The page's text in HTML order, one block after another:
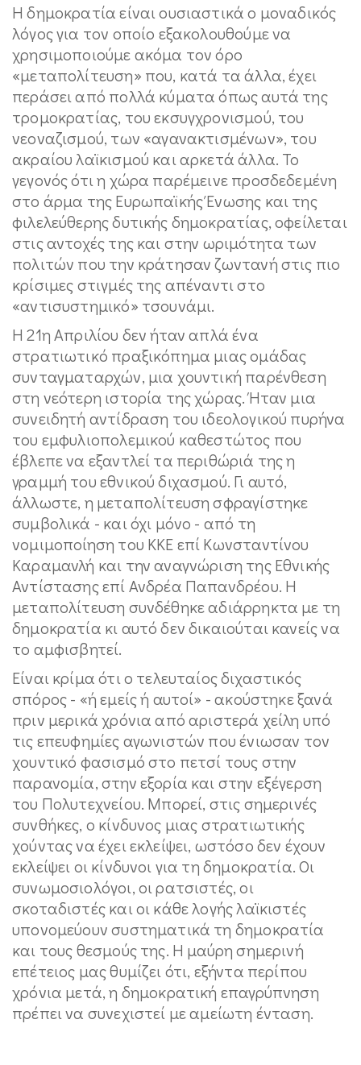
Η δημοκρατία είναι ουσιαστικά ο μοναδικός
λόγος για τον οποίο εξακολουθούμε να
χρησιμοποιούμε ακόμα τον όρο
«μεταπολίτευση» που, κατά τα άλλα, έχει
περάσει από πολλά κύματα όπως αυτά της
τρομοκρατίας, του εκσυγχρονισμού, του
νεοναζισμού, των «αγανακτισμένων», του
ακραίου λαϊκισμού και αρκετά άλλα. Το
γεγονός ότι η χώρα παρέμεινε προσδεδεμένη
στο άρμα της Ευρωπαϊκής Ένωσης και της
φιλελεύθερης δυτικής δημοκρατίας, οφείλεται
στις αντοχές της και στην ωριμότητα των
πολιτών που την κράτησαν ζωντανή στις πιο
κρίσιμες στιγμές της απέναντι στο
«αντισυστημικό» τσουνάμι.
Η 21η Απριλίου δεν ήταν απλά ένα
στρατιωτικό πραξικόπημα μιας ομάδας
συνταγματαρχών, μια χουντική παρένθεση
στη νεότερη ιστορία της χώρας. Ήταν μια
συνειδητή αντίδραση του ιδεολογικού πυρήνα
του εμφυλιοπολεμικού καθεστώτος που
έβλεπε να εξαντλεί τα περιθώριά της η
γραμμή του εθνικού διχασμού. Γι αυτό,
άλλωστε, η μεταπολίτευση σφραγίστηκε
συμβολικά - και όχι μόνο - από τη
νομιμοποίηση του ΚΚΕ επί Κωνσταντίνου
Καραμανλή και την αναγνώριση της Εθνικής
Αντίστασης επί Ανδρέα Παπανδρέου. Η
μεταπολίτευση συνδέθηκε αδιάρρηκτα με τη
δημοκρατία κι αυτό δεν δικαιούται κανείς να
το αμφισβητεί.
Είναι κρίμα ότι ο τελευταίος διχαστικός
σπόρος - «ή εμείς ή αυτοί» - ακούστηκε ξανά
πριν μερικά χρόνια από αριστερά χείλη υπό
τις επευφημίες αγωνιστών που ένιωσαν τον
χουντικό φασισμό στο πετσί τους στην
παρανομία, στην εξορία και στην εξέγερση
του Πολυτεχνείου. Μπορεί, στις σημερινές
συνθήκες, ο κίνδυνος μιας στρατιωτικής
χούντας να έχει εκλείψει, ωστόσο δεν έχουν
εκλείψει οι κίνδυνοι για τη δημοκρατία. Οι
συνωμοσιολόγοι, οι ρατσιστές, οι
σκοταδιστές και οι κάθε λογής λαϊκιστές
υπονομεύουν συστηματικά τη δημοκρατία
και τους θεσμούς της. Η μαύρη σημερινή
επέτειος μας θυμίζει ότι, εξήντα περίπου
χρόνια μετά, η δημοκρατική επαγρύπνηση
πρέπει να συνεχιστεί με αμείωτη ένταση.